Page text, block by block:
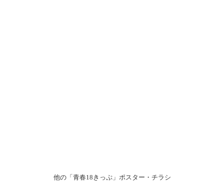
他の「青春18きっぷ」ポスター・チラシ